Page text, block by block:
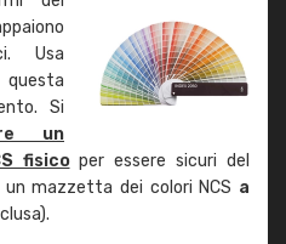
Usa
questa
Si
un
fisicoper essere sicuri del
mazzetta dei colori NCS a